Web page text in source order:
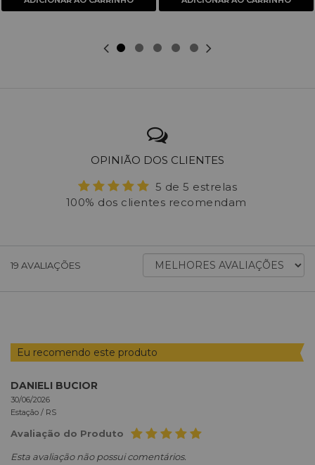
OPINIÃO DOS CLIENTES
5 de 5 estrelas
100% dos clientes recomendam
19 AVALIAÇÕES
ORDENAR
AVALIAÇÕES
Eu recomendo este produto
DANIELI BUCIOR
30/06/2026
Estação / RS
Avaliação do Produto
Esta avaliação não possui comentários.